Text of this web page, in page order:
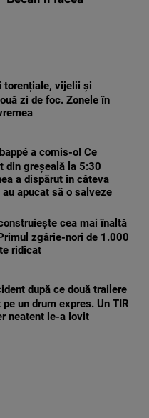
torențiale, vijelii și
zi de foc. Zonele în
a comis-o! Ce
din greșeală la 5:30
a dispărut în câteva
apucat să o salveze
cea mai înaltă
zgârie-nori de 1.000
ridicat
după ce două trailere
un drum expres. Un TIR
neatent le-a lovit